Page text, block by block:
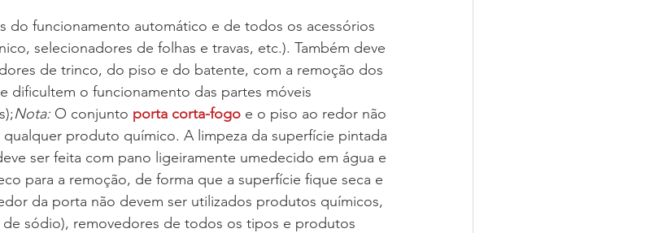
do funcionamento automático e de todos os acessórios
selecionadores de folhas e travas, etc.). Também deve
de trinco, do piso e do batente, com a remoção dos
dificultem o funcionamento das partes móveis
Nota: O conjunto porta corta-fogo e o piso ao redor não
produto químico. A limpeza da superfície pintada
ser feita com pano ligeiramente umedecido em água e
para a remoção, de forma que a superfície fique seca e
da porta não devem ser utilizados produtos químicos,
sódio), removedores de todos os tipos e produtos